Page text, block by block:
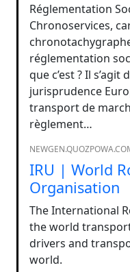
Réglementation
Chronoservices,
réglementation
que c’est ? Il
jurisprudence
transport de
règlement…
IRU | World
Organisation
The International
the world
drivers and
world.